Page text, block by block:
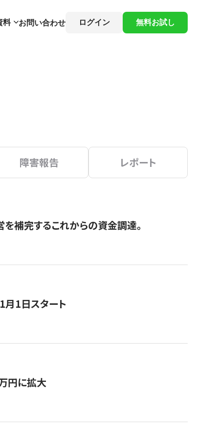
料 お問い合わせ ログイン 無料お試し
障害報告 レポート
補完するこれからの資金調達。
月1日スタート
円に拡大